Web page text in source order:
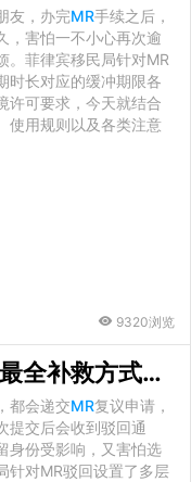
友，办完MR手续之后，
，害怕一不小心再次逾
。菲律宾移民局针对MR
时长对应的缓冲期限各
许可要求，今天就结合
使用规则以及各类注意
9320浏览
与正规申诉渠道汇总
都会递交MR复议申请，
提交后会收到驳回通
身份受影响，又害怕选
针对MR驳回设置了多层